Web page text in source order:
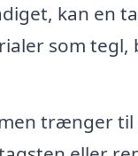
kan en
som
trænger